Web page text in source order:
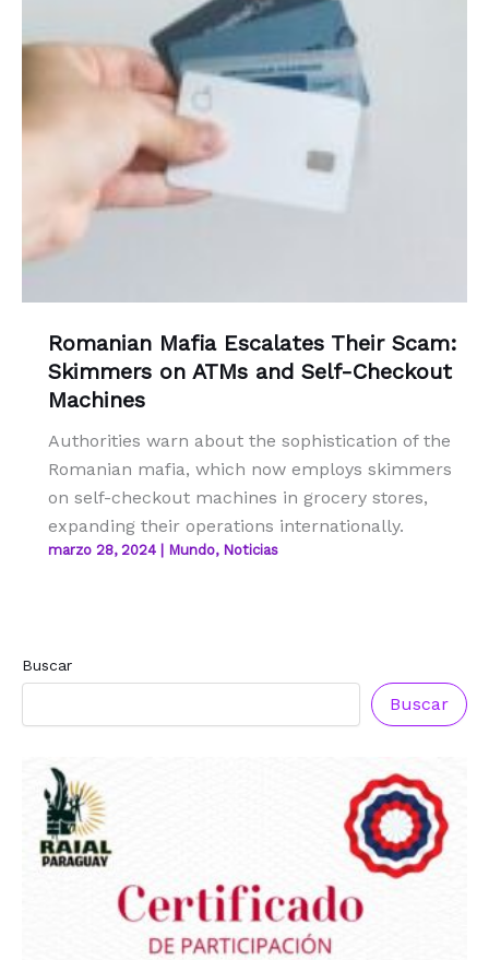
Romanian Mafia Escalates Their Scam:
Skimmers on ATMs and Self-Checkout
Machines
Authorities warn about the sophistication of the
Romanian mafia, which now employs skimmers
on self-checkout machines in grocery stores,
expanding their operations internationally.
marzo 28, 2024 Mundo, Noticias
Buscar
Buscar